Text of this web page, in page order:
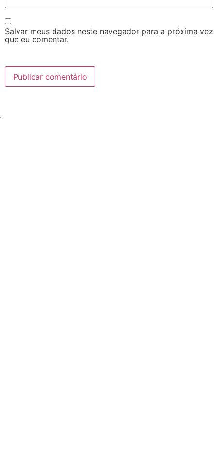
Salvar meus dados neste navegador para a próxima vez
que eu comentar.
.